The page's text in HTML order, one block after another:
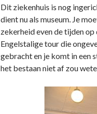
Dit ziekenhuis is nog
dient nu als museum. Je
zekerheid even de tijden op
Engelstalige tour die
gebracht en je komt in een
het bestaan niet af zou